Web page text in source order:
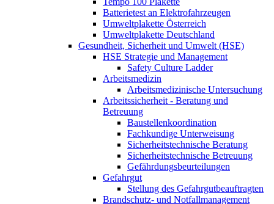
Batterietest an Elektrofahrzeugen
Umweltplakette Österreich
Umweltplakette Deutschland
Gesundheit, Sicherheit und Umwelt (HSE)
HSE Strategie und Management
Safety Culture Ladder
Arbeitsmedizin
Arbeitsmedizinische Untersuchung
Arbeitssicherheit - Beratung und
Betreuung
Baustellenkoordination
Fachkundige Unterweisung
Sicherheitstechnische Beratung
Sicherheitstechnische Betreuung
Gefährdungsbeurteilungen
Gefahrgut
Stellung des Gefahrgutbeauftragten
Brandschutz- und Notfallmanagement